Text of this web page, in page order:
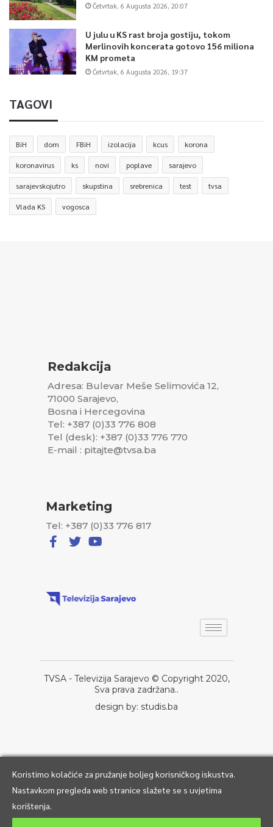
Četvrtak, 6 Augusta 2026, 20:07
U julu u KS rast broja gostiju, tokom
Merlinovih koncerata gotovo 156 miliona
KM prometa
Četvrtak, 6 Augusta 2026, 19:37
TAGOVI
BiH dom FBiH izolacija kcus korona
koronavirus ks novi poplave sarajevo
sarajevskojutro skupstina srebrenica test tvsa
Vlada KS vogosca
Redakcija
Adresa: Bulevar Meše Selimovića 12,
71000 Sarajevo,
Bosna i Hercegovina
Tel: +387 (0)33 776 808
Tel (desk): +387 (0)33 776 770
E-mail : pitajte@tvsa.ba
Marketing
Tel: +387 (0)33 776 817
TVSA - Televizija Sarajevo © Copyright 2020,
Sva prava zadržana..
design by: studis.ba
Koristimo kolačiće za pružanje boljeg korisničkog iskustva.
Nastavkom pregleda web stranice slažete se s uvjetima
korištenja.